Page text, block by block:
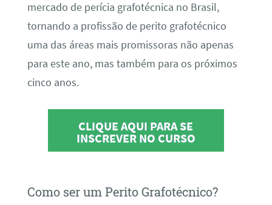
mercado de perícia grafotécnica no Brasil,
tornando a profissão de perito grafotécnico
uma das áreas mais promissoras não apenas
para este ano, mas também para os próximos
cinco anos.
CLIQUE AQUI PARA SE
INSCREVER NO CURSO
Como ser um Perito Grafotécnico?